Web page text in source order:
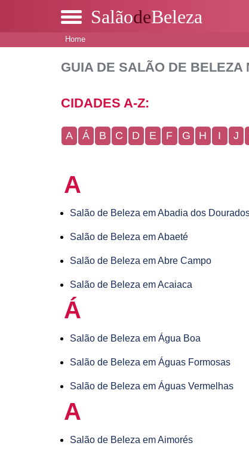
SalãodeBeleza
Home
GUIA DE SALÃO DE BELEZA
CIDADES A-Z:
A Á B C D E F G H I J
A
Salão de Beleza em Abadia dos
Salão de Beleza em Abaeté
Salão de Beleza em Abre Campo
Salão de Beleza em Acaiaca
Á
Salão de Beleza em Água Boa
Salão de Beleza em Águas Formosas
Salão de Beleza em Águas Vermelhas
A
Salão de Beleza em Aimorés